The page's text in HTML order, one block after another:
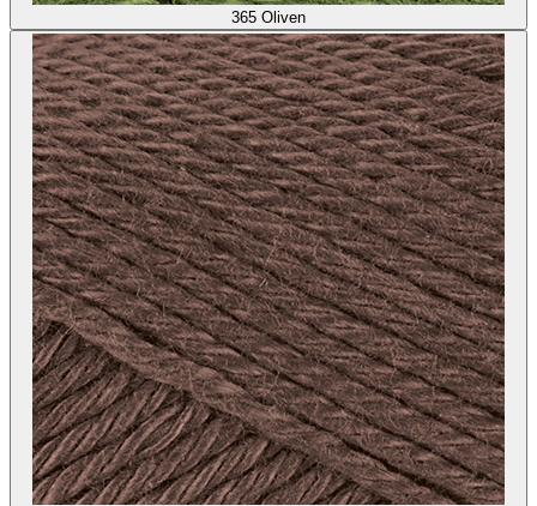
365 Oliven